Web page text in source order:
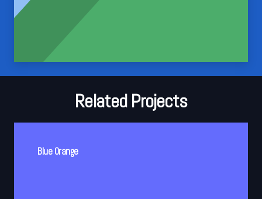
Related Projects
Blue Orange